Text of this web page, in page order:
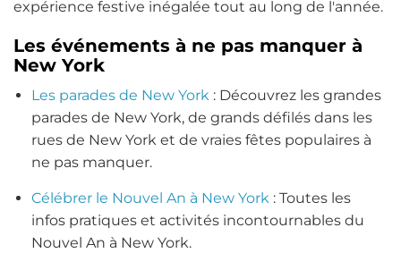
expérience festive inégalée tout au long de l'année.
Les événements à ne pas manquer à
New York
Les parades de New York : Découvrez les grandes
parades de New York, de grands défilés dans les
rues de New York et de vraies fêtes populaires à
ne pas manquer.
Célébrer le Nouvel An à New York : Toutes les
infos pratiques et activités incontournables du
Nouvel An à New York.